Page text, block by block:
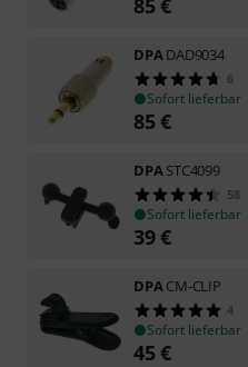
DPADAD9034
6
Sofort lieferbar
85€
DPASTC4099
58
Sofort lieferbar
39€
DPACM-CLIP
4
Sofort lieferbar
45€